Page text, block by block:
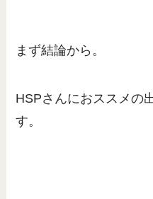
まず結論から。
HSPさんにおススメの
す。